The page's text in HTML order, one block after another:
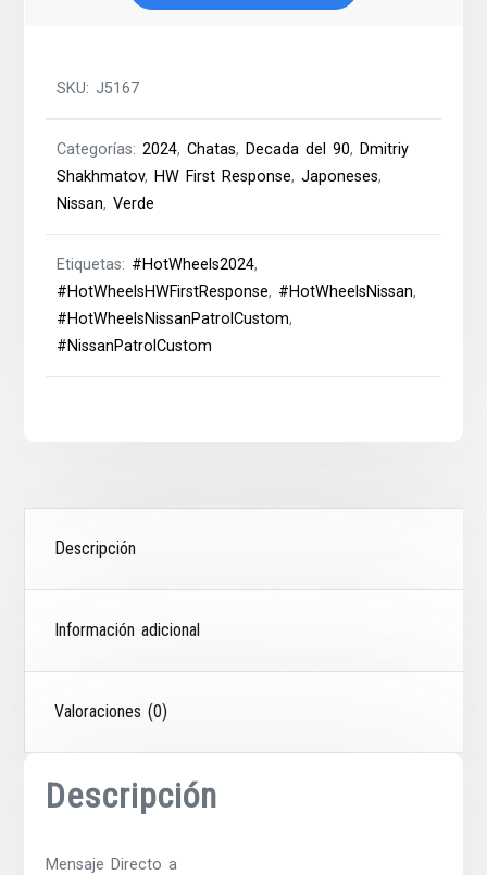
2024
SKU:J5167
Categorías:2024,Chatas, Decada del 90, Dmitriy
Shakhmatov, HW First Response,Japoneses,
Nissan,Verde
Etiquetas: #HotWheels2024,
#HotWheelsHWFirstResponse, #HotWheelsNissan,
#HotWheelsNissanPatrolCustom,
#NissanPatrolCustom
Descripción
Información adicional
Valoraciones (0)
Descripción
Mensaje Directo a